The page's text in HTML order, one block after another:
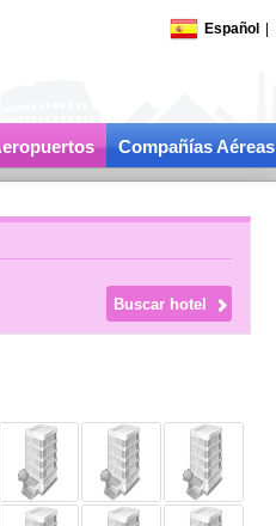
Español
Compañías Aéreas